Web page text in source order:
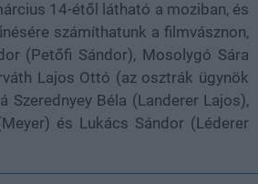
14-étől látható a moziban, és
számíthatunk a filmvásznon,
(Petőfi Sándor), Mosolygó Sára
Lajos Ottó (az osztrák ügynök
Szerednyey Béla (Landerer Lajos),
és Lukács Sándor (Léderer